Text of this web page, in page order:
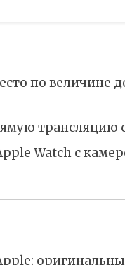
по величине
трансляцию с
Watch с